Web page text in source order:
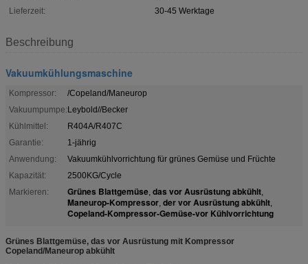
Lieferzeit:
30-45 Werktage
Beschreibung
Vakuumkühlungsmaschine
Kompressor:
/Copeland/Maneurop
Vakuumpumpe:Leybold//Becker
Kühlmittel:
R404A/R407C
Garantie:
1-jährig
Anwendung:
Vakuumkühlvorrichtung für grünes Gemüse und Früchte
Kapazität:
2500KG/Cycle
Markieren:
Grünes Blattgemüse, das vor Ausrüstung abkühlt,
Maneurop-Kompressor, der vor Ausrüstung abkühlt,
Copeland-Kompressor-Gemüse-vor Kühlvorrichtung
Grünes Blattgemüse, das vor Ausrüstung mit Kompressor
Copeland/Maneurop abkühlt